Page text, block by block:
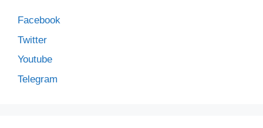
Facebook
Twitter
Youtube
Telegram